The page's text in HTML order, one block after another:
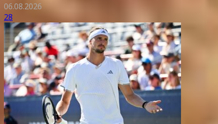
06.08.2026
28